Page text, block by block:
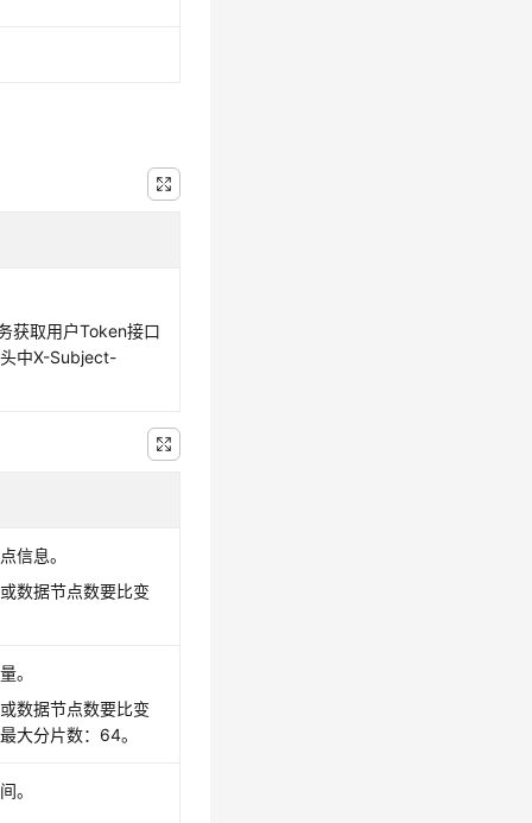
获取用户Token接口
中X-Subject-
信息。
数据节点数要比变
。
数据节点数要比变
大分片数：64。
。